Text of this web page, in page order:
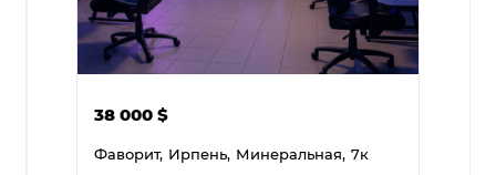
38 000$
Фаворит, Ирпень, Минеральная, 7к